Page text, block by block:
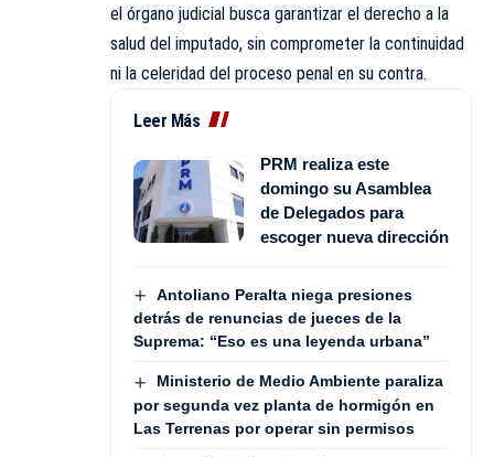
el órgano judicial busca garantizar el derecho a la
salud del imputado, sin comprometer la continuidad
ni la celeridad del proceso penal en su contra.
Leer Más
PRM realiza este
domingo su Asamblea
de Delegados para
escoger nueva dirección
Antoliano Peralta niega presiones
detrás de renuncias de jueces de la
Suprema: “Eso es una leyenda urbana”
Ministerio de Medio Ambiente paraliza
por segunda vez planta de hormigón en
Las Terrenas por operar sin permisos